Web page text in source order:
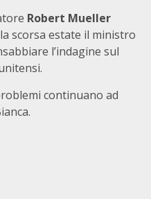
Robert Mueller
scorsa estate il ministro
l’indagine sul
continuano ad